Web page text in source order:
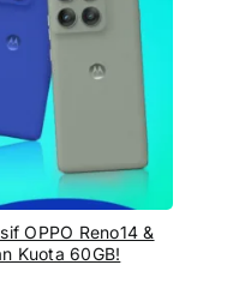
OPPO Reno14 &
Kuota 60GB!